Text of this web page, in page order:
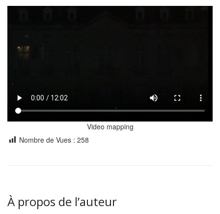
Video mapping
Nombre de Vues : 258
À propos de l’auteur